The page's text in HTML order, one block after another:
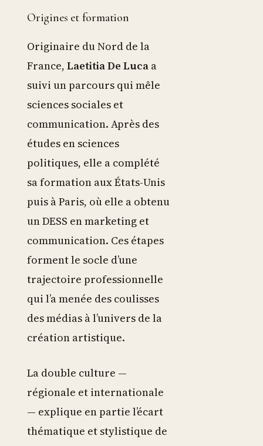
Origines et formation
Originaire du Nord de la
France, Laetitia De Luca a
suivi un parcours qui mêle
sciences sociales et
communication. Après des
études en sciences
politiques, elle a complété
sa formation aux États-Unis
puis à Paris, où elle a obtenu
un DESS en marketing et
communication. Ces étapes
forment le socle d’une
trajectoire professionnelle
qui l’a menée des coulisses
des médias à l’univers de la
création artistique.
La double culture —
régionale et internationale
— explique en partie l’écart
thématique et stylistique de